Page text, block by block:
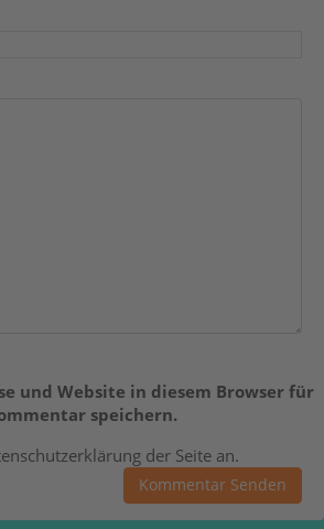
und Website in diesem Browser für
speichern.
der Seite an.